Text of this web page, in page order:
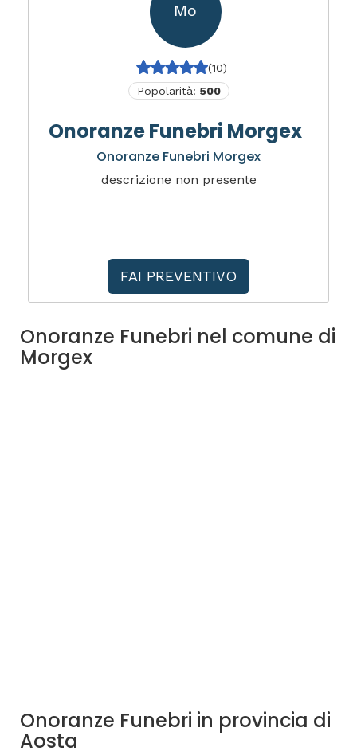
Mo
(10)
Popolarità: 500
Onoranze Funebri Morgex
Onoranze Funebri Morgex
descrizione non presente
FAI PREVENTIVO
Onoranze Funebri nel comune di
Morgex
Onoranze Funebri in provincia di
Aosta